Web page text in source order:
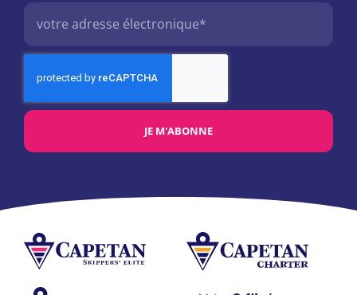
JE M'ABONNE